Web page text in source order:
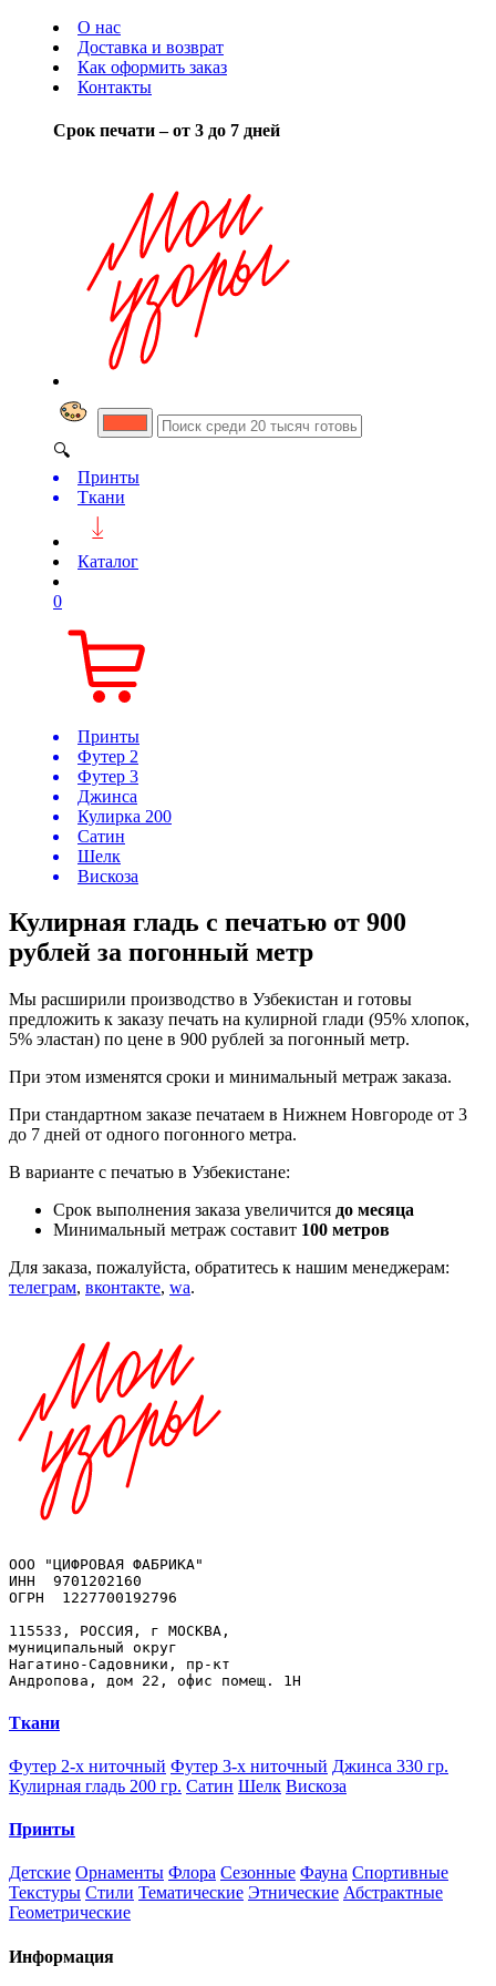
О нас
Доставка и возврат
Как оформить заказ
Контакты
Срок печати – от 3 до 7 дней
🔍
Принты
Ткани
Каталог
0
Принты
Футер 2
Футер 3
Джинса
Кулирка 200
Сатин
Шелк
Вискоза
Кулирная гладь с печатью от 900
рублей за погонный метр
Мы расширили производство в Узбекистан и готовы
предложить к заказу печать на кулирной глади (95% хлопок,
5% эластан) по цене в 900 рублей за погонный метр.
При этом изменятся сроки и минимальный метраж заказа.
При стандартном заказе печатаем в Нижнем Новгороде от 3
до 7 дней от одного погонного метра.
В варианте с печатью в Узбекистане:
Срок выполнения заказа увеличится до месяца
Минимальный метраж составит 100 метров
Для заказа, пожалуйста, обратитесь к нашим менеджерам:
телеграм, вконтакте, wa.
OOO "ЦИФРОВАЯ ФАБРИКА"
ИНН  9701202160
ОГРН  1227700192796
115533, РОССИЯ, г МОСКВА,
муниципальный округ
Нагатино-Садовники, пр-кт
Ткани
Футер 2-х ниточный Футер 3-х ниточный Джинса 330 гр.
Кулирная гладь 200 гр. Сатин Шелк Вискоза
Принты
Детские Орнаменты Флора Сезонные Фауна Спортивные
Текстуры Стили Тематические Этнические Абстрактные
Геометрические
Информация